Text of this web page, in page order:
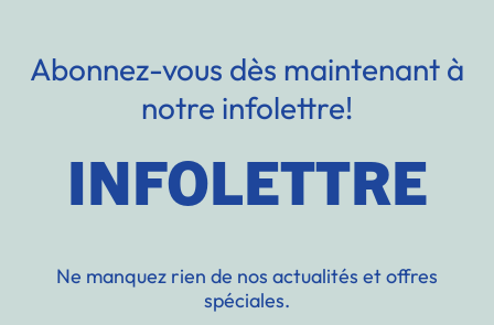
Abonnez-vous dès maintenant à
notre infolettre!
INFOLETTRE
Ne manquez rien de nos actualités et offres
spéciales.